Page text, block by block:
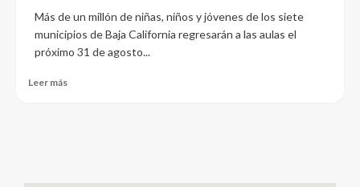
Más de un millón de niñas, niños y jóvenes de los siete
municipios de Baja California regresarán a las aulas el
próximo 31 de agosto...
Leer más